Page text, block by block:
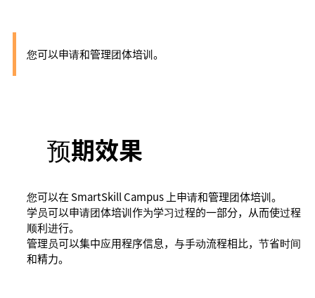
您可以申请和管理团体培训。
预期效果
您可以在 SmartSkill Campus 上申请和管理团体培训。
学员可以申请团体培训作为学习过程的一部分，从而使过程
顺利进行。
管理员可以集中应用程序信息，与手动流程相比，节省时间
和精力。